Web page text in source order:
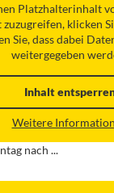
Platzhalterinhalt
klicken
Sie, dass dabei
weitergegeben
Inhalt
Weitere
nach ...